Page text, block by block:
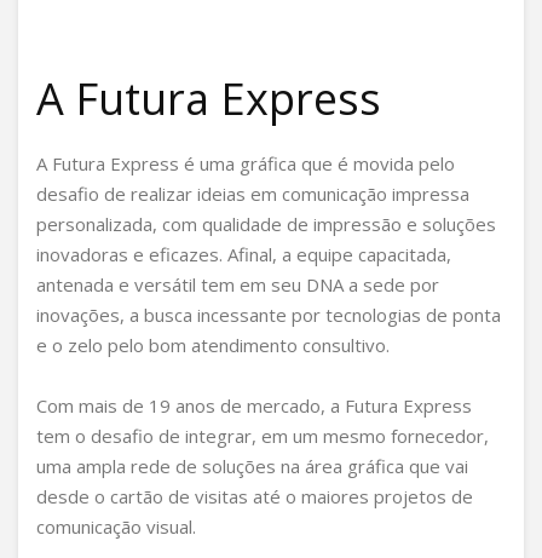
A Futura Express
A Futura Express é uma gráfica que é movida pelo
desafio de realizar ideias em comunicação impressa
personalizada, com qualidade de impressão e soluções
inovadoras e eficazes. Afinal, a equipe capacitada,
antenada e versátil tem em seu DNA a sede por
inovações, a busca incessante por tecnologias de ponta
e o zelo pelo bom atendimento consultivo.
Com mais de 19 anos de mercado, a Futura Express
tem o desafio de integrar, em um mesmo fornecedor,
uma ampla rede de soluções na área gráfica que vai
desde o cartão de visitas até o maiores projetos de
comunicação visual.